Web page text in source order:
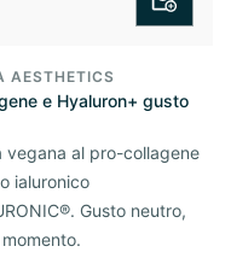
AESTHETICS
e Hyaluron+ gusto
vegana al pro-collagene
ialuronico
Gusto neutro,